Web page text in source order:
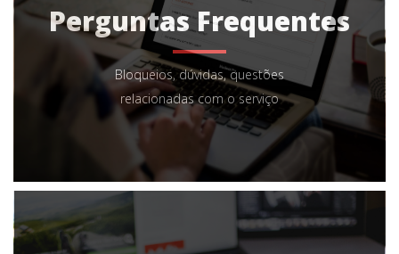
Perguntas Frequentes
Bloqueios, dúvidas, questões
relacionadas com o serviço